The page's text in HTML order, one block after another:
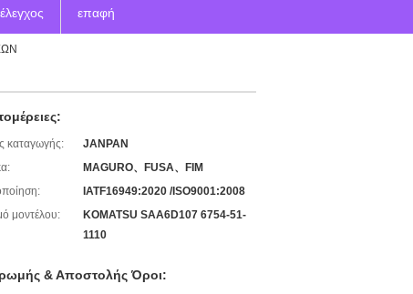
επαφή
καταγωγής:
JANPAN
MAGURO、FUSA、FIM
IATF16949:2020 /ISO9001:2008
μοντέλου:
KOMATSU SAA6D107 6754-51-
1110
& Αποστολής Όροι: